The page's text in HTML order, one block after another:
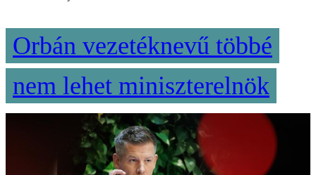
Orbán vezetéknevű többé
nem lehet miniszterelnök